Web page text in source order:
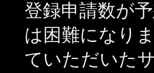
登録申請数が
は困難になり
ていただいた